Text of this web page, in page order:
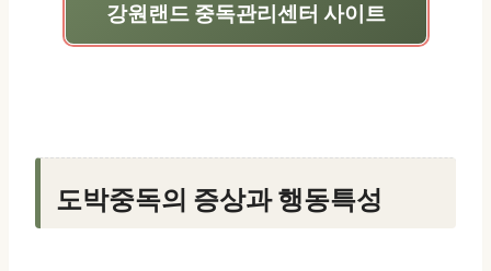
강원랜드 중독관리센터 사이트
도박중독의 증상과 행동특성